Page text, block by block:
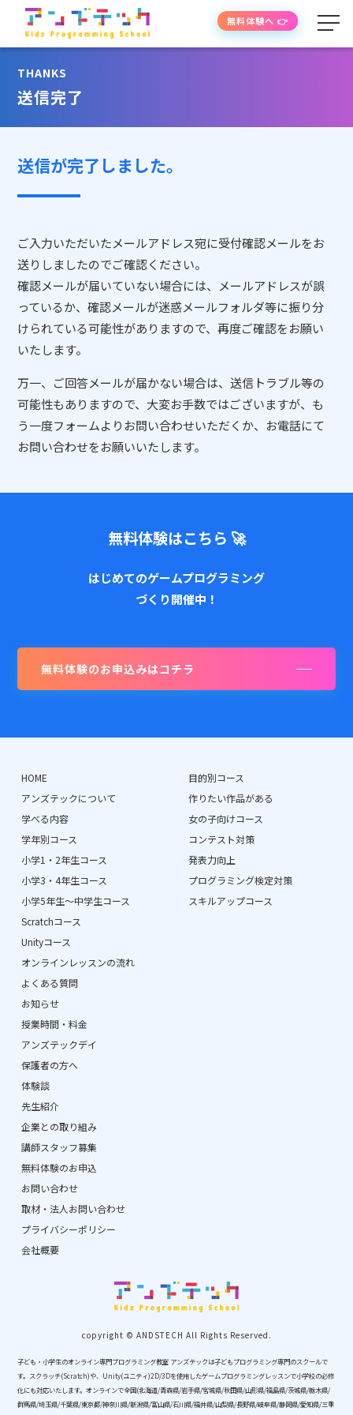
学べる内容
授業時間・料金
よくあるご質問
生徒・保護者の声
📖 資料請求
👉 無料体験お申込
無料体験へ 👉
THANKS
送信完了
送信が完了しました。
ご入力いただいたメールアドレス宛に受付確認メールをお
送りしましたのでご確認ください。
確認メールが届いていない場合には、メールアドレスが誤
っているか、確認メールが迷惑メールフォルダ等に振り分
けられている可能性がありますので、再度ご確認をお願い
いたします。
万一、ご回答メールが届かない場合は、送信トラブル等の
可能性もありますので、大変お手数ではございますが、も
う一度フォームよりお問い合わせいただくか、お電話にて
お問い合わせをお願いいたします。
無料体験はこちら 🚀
はじめてのゲームプログラミング
づくり開催中！
無料体験のお申込みはコチラ
HOME
アンズテックについて
学べる内容
学年別コース
小学1・2年生コース
小学3・4年生コース
小学5年生〜中学生コース
Scratchコース
Unityコース
オンラインレッスンの流れ
よくある質問
お知らせ
授業時間・料金
アンズテックデイ
目的別コース
作りたい作品がある
女の子向けコース
コンテスト対策
発表力向上
プログラミング検定対策
スキルアップコース
保護者の方へ
体験談
先生紹介
企業との取り組み
講師スタッフ募集
無料体験のお申込
お問い合わせ
取材・法人お問い合わせ
プライバシーポリシー
会社概要
copyright © ANDSTECH All Rights Reserved.
子ども・小学生のオンライン専門プログラミング教室 アンズテックは子どもプログラミング専門のスクールで
す。スクラッチ(Scratch)や、Unity(ユニティ)2D/3Dを使用したゲームプログラミングレッスンで小学校の必修
化にも対応いたします。オンラインで全国(北海道/青森県/岩手県/宮城県/秋田県/山形県/福島県/茨城県/栃木県/
群馬県/埼玉県/千葉県/東京都/神奈川県/新潟県/富山県/石川県/福井県/山梨県/長野県/岐阜県/静岡県/愛知県/三重